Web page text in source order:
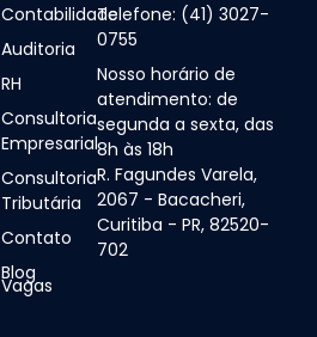
Contabilidade
Auditoria
RH
Consultoria
Empresarial
Consultoria
Tributária
Contato
Blog
Vagas
Telefone: (41) 3027-
0755
Nosso horário de
atendimento: de
segunda a sexta, das
8h às 18h
R. Fagundes Varela,
2067 - Bacacheri,
Curitiba - PR, 82520-
702